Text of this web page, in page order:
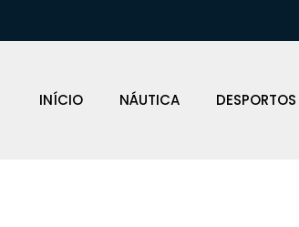
INÍCIO NÁUTICA